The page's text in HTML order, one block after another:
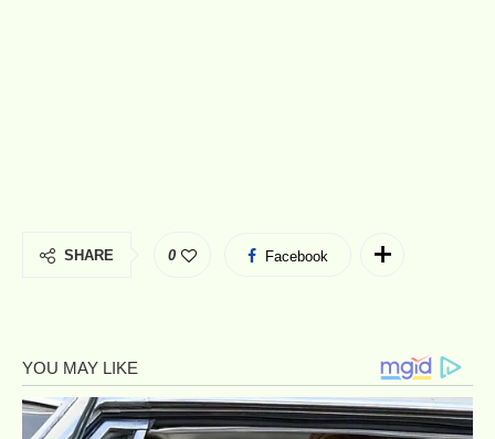
SHARE 0 Facebook